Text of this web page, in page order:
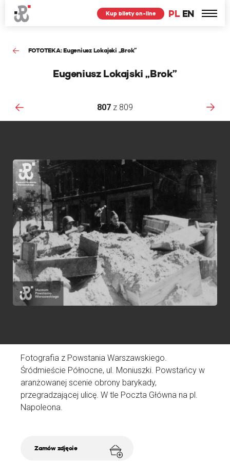
PL EN
Kup bilety on-line
FOTOTEKA: Eugeniusz Lokajski „Brok”
Eugeniusz Lokajski „Brok”
807 z 809
Fotografia z Powstania Warszawskiego.
Śródmieście Północne, ul. Moniuszki. Powstańcy w
aranżowanej scenie obrony barykady,
przegradzającej ulicę. W tle Poczta Główna na pl.
Napoleona.
Zamów zdjęcie